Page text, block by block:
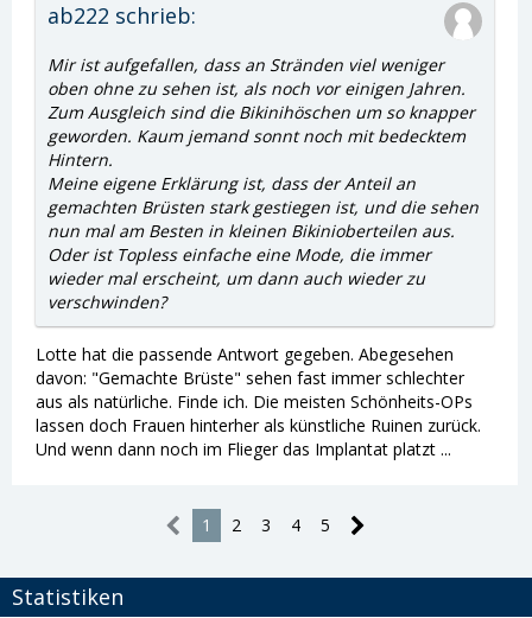
ab222 schrieb:
Mir ist aufgefallen, dass an Stränden viel weniger
oben ohne zu sehen ist, als noch vor einigen Jahren.
Zum Ausgleich sind die Bikinihöschen um so knapper
geworden. Kaum jemand sonnt noch mit bedecktem
Hintern.
Meine eigene Erklärung ist, dass der Anteil an
gemachten Brüsten stark gestiegen ist, und die sehen
nun mal am Besten in kleinen Bikinioberteilen aus.
Oder ist Topless einfache eine Mode, die immer
wieder mal erscheint, um dann auch wieder zu
verschwinden?
Lotte hat die passende Antwort gegeben. Abegesehen
davon: "Gemachte Brüste" sehen fast immer schlechter
aus als natürliche. Finde ich. Die meisten Schönheits-OPs
lassen doch Frauen hinterher als künstliche Ruinen zurück.
Und wenn dann noch im Flieger das Implantat platzt ...
1 2 3 4 5
Statistiken